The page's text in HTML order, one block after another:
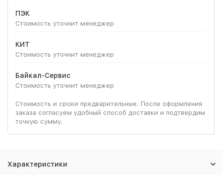
ПЭК
Стоимость уточнит менеджер
КИТ
Стоимость уточнит менеджер
Байкал-Сервис
Стоимость уточнит менеджер
Стоимость и сроки предварительные. После оформления
заказа согласуем удобный способ доставки и подтвердим
точную сумму.
Характеристики